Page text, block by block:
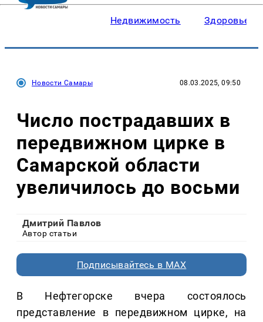
Недвижимость Здоровье
Новости Самары 08.03.2025, 09:50
Число пострадавших в
передвижном цирке в
Самарской области
увеличилось до восьми
Дмитрий Павлов
Автор статьи
Подписывайтесь в MAX
В Нефтегорске вчера состоялось
представление в передвижном цирке, на